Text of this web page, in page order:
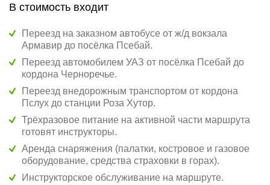
В стоимость входит
Переезд на заказном автобусе от ж/д вокзала
Армавир до посёлка Псебай.
Переезд автомобилем УАЗ от посёлка Псебай до
кордона Черноречье.
Переезд внедорожным транспортом от кордона
Пслух до станции Роза Хутор.
Трёхразовое питание на активной части маршрута
готовят инструкторы.
Аренда снаряжения (палатки, костровое и газовое
оборудование, средства страховки в горах).
Инструкторское обслуживание на маршруте.